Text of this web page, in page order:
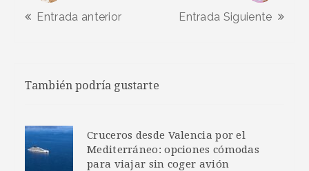
Entrada anterior Entrada Siguiente
También podría gustarte
Cruceros desde Valencia por el
Mediterráneo: opciones cómodas
para viajar sin coger avión